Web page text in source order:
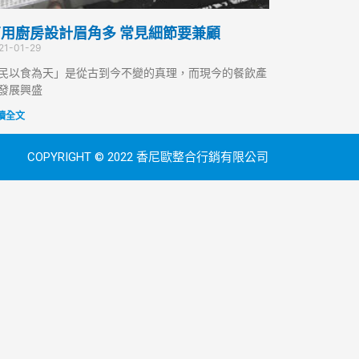
廚房設計眉角多 常見細節要兼顧
01-29
以食為天」是從古到今不變的真理，而現今的餐飲產
展興盛
全文
COPYRIGHT © 2022 香尼歐整合行銷有限公司